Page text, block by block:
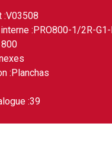
:V03508
:PRO800-1/2R-
:Planchas
:39